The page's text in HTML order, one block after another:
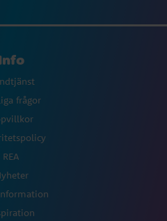
frågor
REA